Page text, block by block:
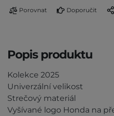
Porovnat Doporučit
Popis produktu
Kolekce 2025
Univerzální velikost
Strečový materiál
Vyšívané logo Honda na